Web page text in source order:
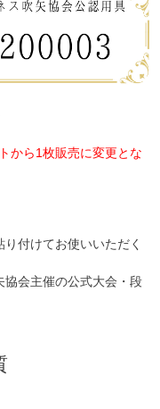
から1枚販売に変更とな
付けてお使いいただく
会主催の公式大会・段